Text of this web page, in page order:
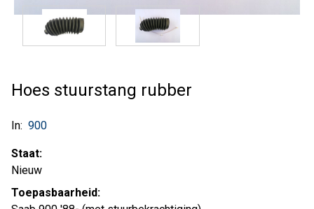
Hoes stuurstang rubber
In: 900
Staat:
Nieuw
Toepasbaarheid: